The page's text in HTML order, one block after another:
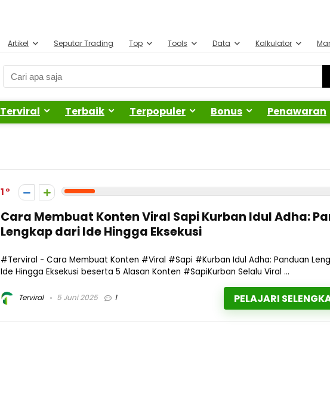
Artikel Seputar Trading Top Tools Data Kalkulator
Terviral Terbaik Terpopuler Bonus Penawaran
1
Cara Membuat Konten Viral Sapi Kurban Idul Adha:
Lengkap dari Ide Hingga Eksekusi
#Terviral - Cara Membuat Konten #Viral #Sapi #Kurban Idul Adha: Panduan
Ide Hingga Eksekusi beserta 5 Alasan Konten #SapiKurban Selalu Viral ...
Terviral 5 Juni 2025 1 PELAJARI